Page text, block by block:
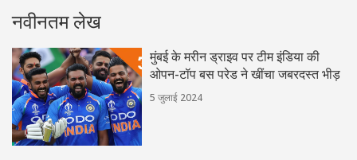
नवीनतम लेख
मुंबई के मरीन ड्राइव पर टीम इंडिया की
ओपन-टॉप बस परेड ने खींचा जबरदस्त भीड़
5 जुलाई 2024